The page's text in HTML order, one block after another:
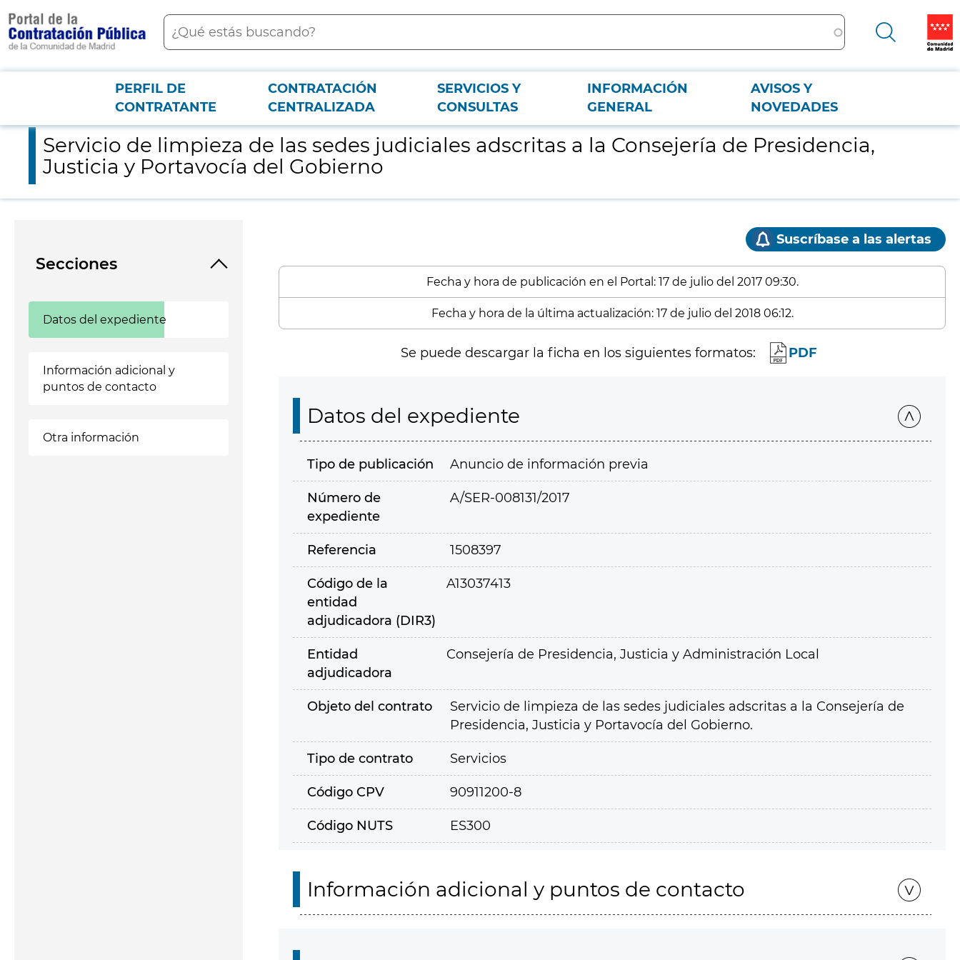
contenido
principal
Buscar
Menú PCON
PERFIL DE
CONTRATANTE
CONTRATACIÓN
CENTRALIZADA
SERVICIOS Y
CONSULTAS
INFORMACIÓN
GENERAL
AVISOS Y
NOVEDADES
Servicio de limpieza de las sedes judiciales adscritas a la Consejería de Presidencia, Justicia y Portavocía del Gobierno
Servicio de limpieza de las sedes judiciales adscritas a la Consejería de Presidencia,
Justicia y Portavocía del Gobierno
Secciones
Datos del expediente
Información adicional y
puntos de contacto
Otra información
Suscríbase a las alertas
Fecha y hora de publicación en el Portal: 17 de julio del 2017 09:30.
Fecha y hora de la última actualización: 17 de julio del 2018 06:12.
Se puede descargar la ficha en los siguientes formatos: PDF
Datos del expediente
Tipo de publicación Anuncio de información previa
Número de
expediente
A/SER-008131/2017
Referencia 1508397
Código de la
entidad
adjudicadora (DIR3)
A13037413
Entidad
adjudicadora
Consejería de Presidencia, Justicia y Administración Local
Objeto del contrato
Servicio de limpieza de las sedes judiciales adscritas a la Consejería de
Presidencia, Justicia y Portavocía del Gobierno.
Tipo de contrato Servicios
Código CPV 90911200-8
Código NUTS ES300
Información adicional y puntos de contacto